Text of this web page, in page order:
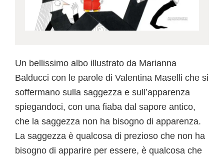
Un bellissimo albo illustrato da Marianna
Balducci con le parole di Valentina Maselli che si
soffermano sulla saggezza e sull’apparenza
spiegandoci, con una fiaba dal sapore antico,
che la saggezza non ha bisogno di apparenza.
La saggezza è qualcosa di prezioso che non ha
bisogno di apparire per essere, è qualcosa che